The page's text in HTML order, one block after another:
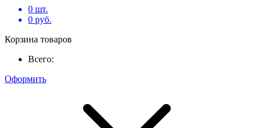
0 шт.
0 руб.
Корзина товаров
Всего:
Оформить